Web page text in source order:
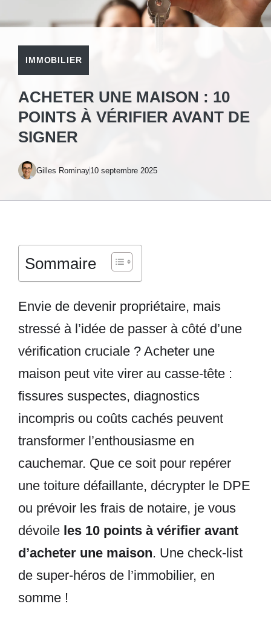
IMMOBILIER
ACHETER UNE MAISON : 10
POINTS À VÉRIFIER AVANT DE
SIGNER
Gilles Rominay10 septembre 2025
Sommaire
Envie de devenir propriétaire, mais
stressé à l’idée de passer à côté d’une
vérification cruciale ? Acheter une
maison peut vite virer au casse-tête :
fissures suspectes, diagnostics
incompris ou coûts cachés peuvent
transformer l’enthousiasme en
cauchemar. Que ce soit pour repérer
une toiture défaillante, décrypter le DPE
ou prévoir les frais de notaire, je vous
dévoile les 10 points à vérifier avant
d’acheter une maison. Une check-list
de super-héros de l’immobilier, en
somme !